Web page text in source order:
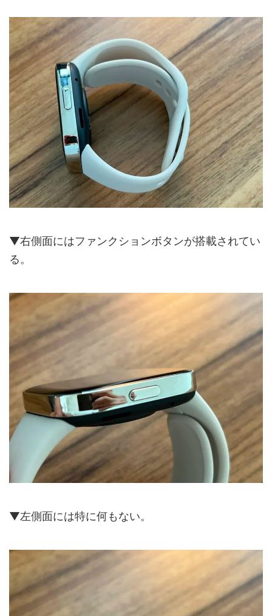
▼右側面にはファンクションボタンが搭載されてい
る。
▼左側面には特に何もない。